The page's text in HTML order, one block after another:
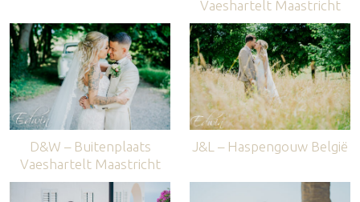
Vaeshartelt Maastricht
D&W – Buitenplaats
Vaeshartelt Maastricht
J&L – Haspengouw België